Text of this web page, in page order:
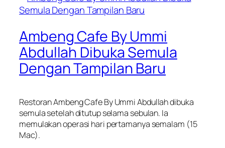
Ambeng Cafe By Ummi
Abdullah Dibuka Semula
Dengan Tampilan Baru
Restoran Ambeng Cafe By Ummi Abdullah dibuka
semula setelah ditutup selama sebulan. Ia
memulakan operasi hari pertamanya semalam (15
Mac).